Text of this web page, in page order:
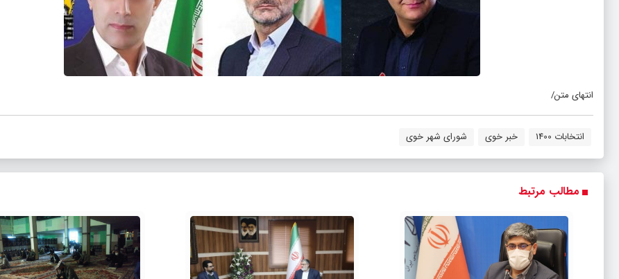
انتهای متن/
انتخابات 1400 خبر خوی شورای شهر خوی
مطالب مرتبط